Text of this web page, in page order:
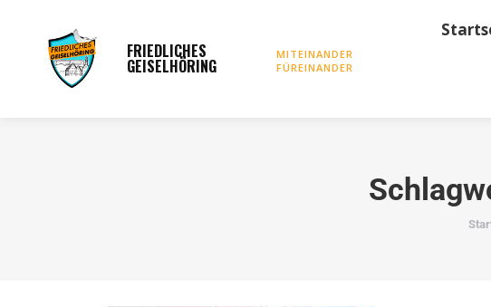
FRIEDLICHES
GEISELHÖRING
MITEINANDER
FÜREINANDER
Startseite